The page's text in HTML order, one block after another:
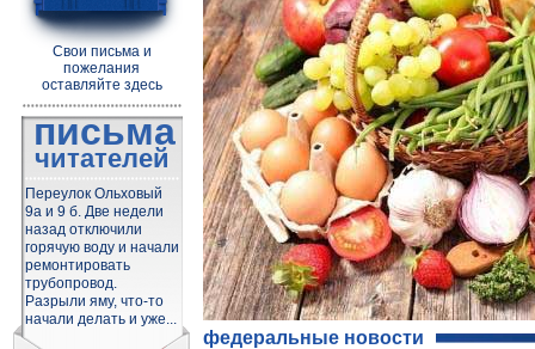
Свои письма и
пожелания
оставляйте здесь
письма
читателей
Переулок Ольховый
9а и 9 б. Две недели
назад отключили
горячую воду и начали
ремонтировать
трубопровод.
Разрыли яму, что-то
начали делать и уже...
федеральные новости